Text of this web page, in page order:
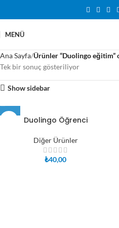
MENÜ
Ana Sayfa Ürünler “Duolingo eğitim”
Tek bir sonuç gösteriliyor
Show sidebar
Duolingo Öğrenci
Diğer Ürünler
₺40,00